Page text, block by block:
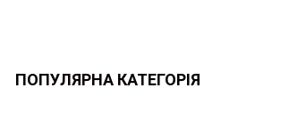
ПОПУЛЯРНА КАТЕГОРІЯ